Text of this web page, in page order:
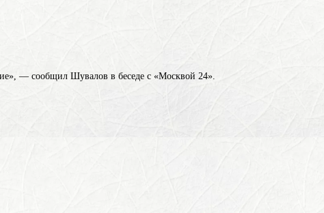
— сообщил Шувалов в беседе с «Москвой 24».